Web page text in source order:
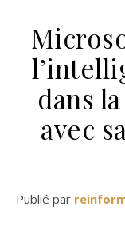
dans
avec
Publié par